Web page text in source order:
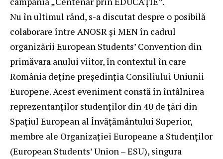
Nu în ultimul rând, s-a discutat despre o posibilă
colaborare între ANOSR și MEN în cadrul
organizării European Students’ Convention din
primăvara anului viitor, în contextul în care
România deține președinția Consiliului Uniunii
Europene. Acest eveniment constă în întâlnirea
reprezentanților studenților din 40 de țări din
Spațiul European al Învățământului Superior,
membre ale Organizației Europeane a Studenților
(European Students’ Union – ESU), singura